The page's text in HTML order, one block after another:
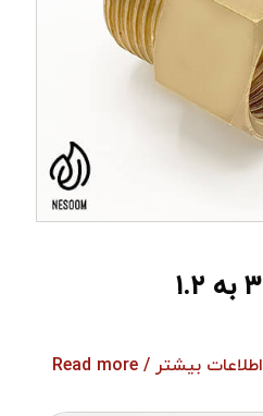
اطلاعات بیشتر / Read more